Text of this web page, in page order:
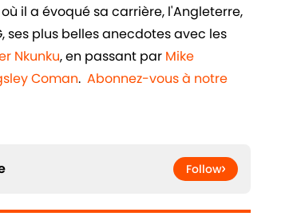
il a évoqué sa carrière, l'Angleterre,
ses plus belles anecdotes avec les
Nkunku, en passant par Mike
Coman. Abonnez-vous à notre
Follow